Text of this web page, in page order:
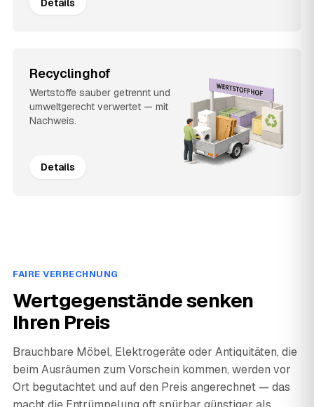
Details
Recyclinghof
Wertstoffe sauber getrennt und
umweltgerecht verwertet — mit
Nachweis.
Details
FAIRE VERRECHNUNG
Wertgegenstände senken
Ihren Preis
Brauchbare Möbel, Elektrogeräte oder Antiquitäten, die
beim Ausräumen zum Vorschein kommen, werden vor
Ort begutachtet und auf den Preis angerechnet — das